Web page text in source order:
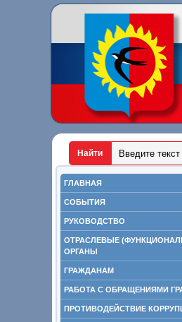
ГЛАВНАЯ
СОБЫТИЯ
РУКОВОДСТВО
ОТРАСЛЕВЫЕ
ОРГАНЫ
ГРАЖДАНАМ
РАБОТА С ОБРАЩЕНИЯМИ
ПРОТИВОДЕЙСТВИЕ